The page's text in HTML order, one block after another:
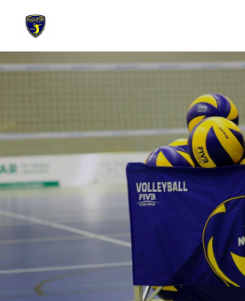
Siirry
sivunSivuston etusivulle